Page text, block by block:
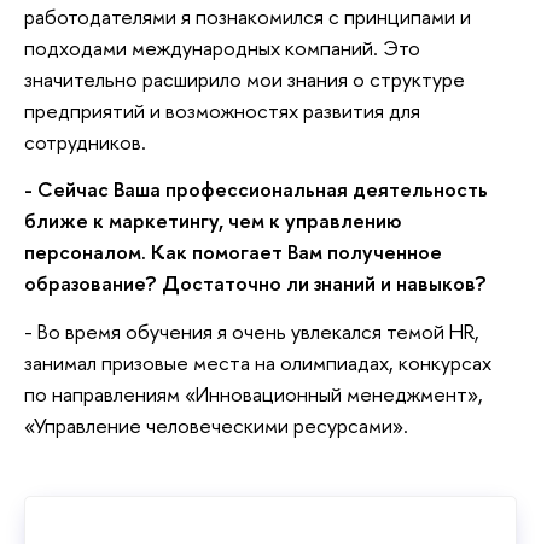
работодателями я познакомился с принципами и
подходами международных компаний. Это
значительно расширило мои знания о структуре
предприятий и возможностях развития для
сотрудников.
- Сейчас Ваша профессиональная деятельность
ближе к маркетингу, чем к управлению
персоналом. Как помогает Вам полученное
образование? Достаточно ли знаний и навыков?
- Во время обучения я очень увлекался темой HR,
занимал призовые места на олимпиадах, конкурсах
по направлениям «Инновационный менеджмент»,
«Управление человеческими ресурсами».